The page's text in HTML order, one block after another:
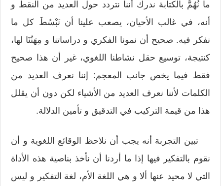
ما نُهُمُّ بالكتابة ندرك أننا نتردد حول العديد من النقط و
أنه، في غالب الأحيان، يصعب علينا أن نَبْسُطَ كل ما
نفكر فيه. صحيح أن نمونا الفكري و دراساتنا و مِهَنُنَا لها،
كنتيجة، توسيع حقل نشاطنا اللغوي، غير أن هذا صحيح
فقط فيما يخص جانب المعجم: إننا نعرف العديد من
الكلمات لأننا نعرف العديد من الأشياء لكن دون أن يقلل
هذا من قيمة التركيب في التدقيق و تأمين الدلالة.
تبين التجربة أنه يجب أن نلاحظ الوقائع اللغوية و أن
نقوم بالتفكير فيها إذا ما أردنا أن نأخذ بناصية هذه الأداة
التي لا محيد عنها ألا و هي اللغة الأم، لغة التفكير و ليس